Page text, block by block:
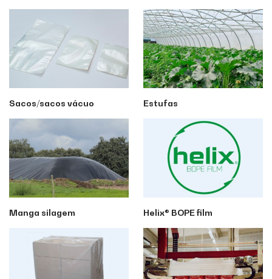
Sacos/sacos vácuo Estufas
Manga silagem Helix® BOPE film